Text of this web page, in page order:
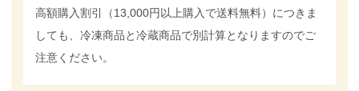
高額購入割引（13,000円以上購入で送料無料）につきま
しても、冷凍商品と冷蔵商品で別計算となりますのでご
注意ください。